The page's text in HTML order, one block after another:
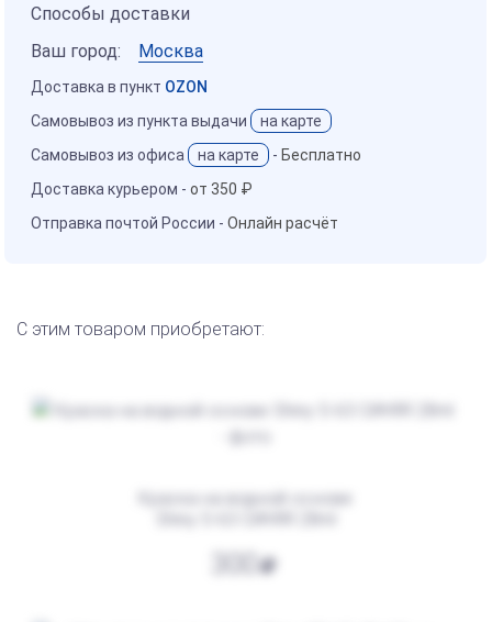
Способы доставки
Ваш город:
Москва
Доставка в пункт OZON
Самовывоз из пункта выдачи
на карте
Самовывоз из офиса
на карте - Бесплатно
Доставка курьером - от 350 ₽
Отправка почтой России - Онлайн расчёт
С этим товаром приобретают:
Краска на водной основе
300